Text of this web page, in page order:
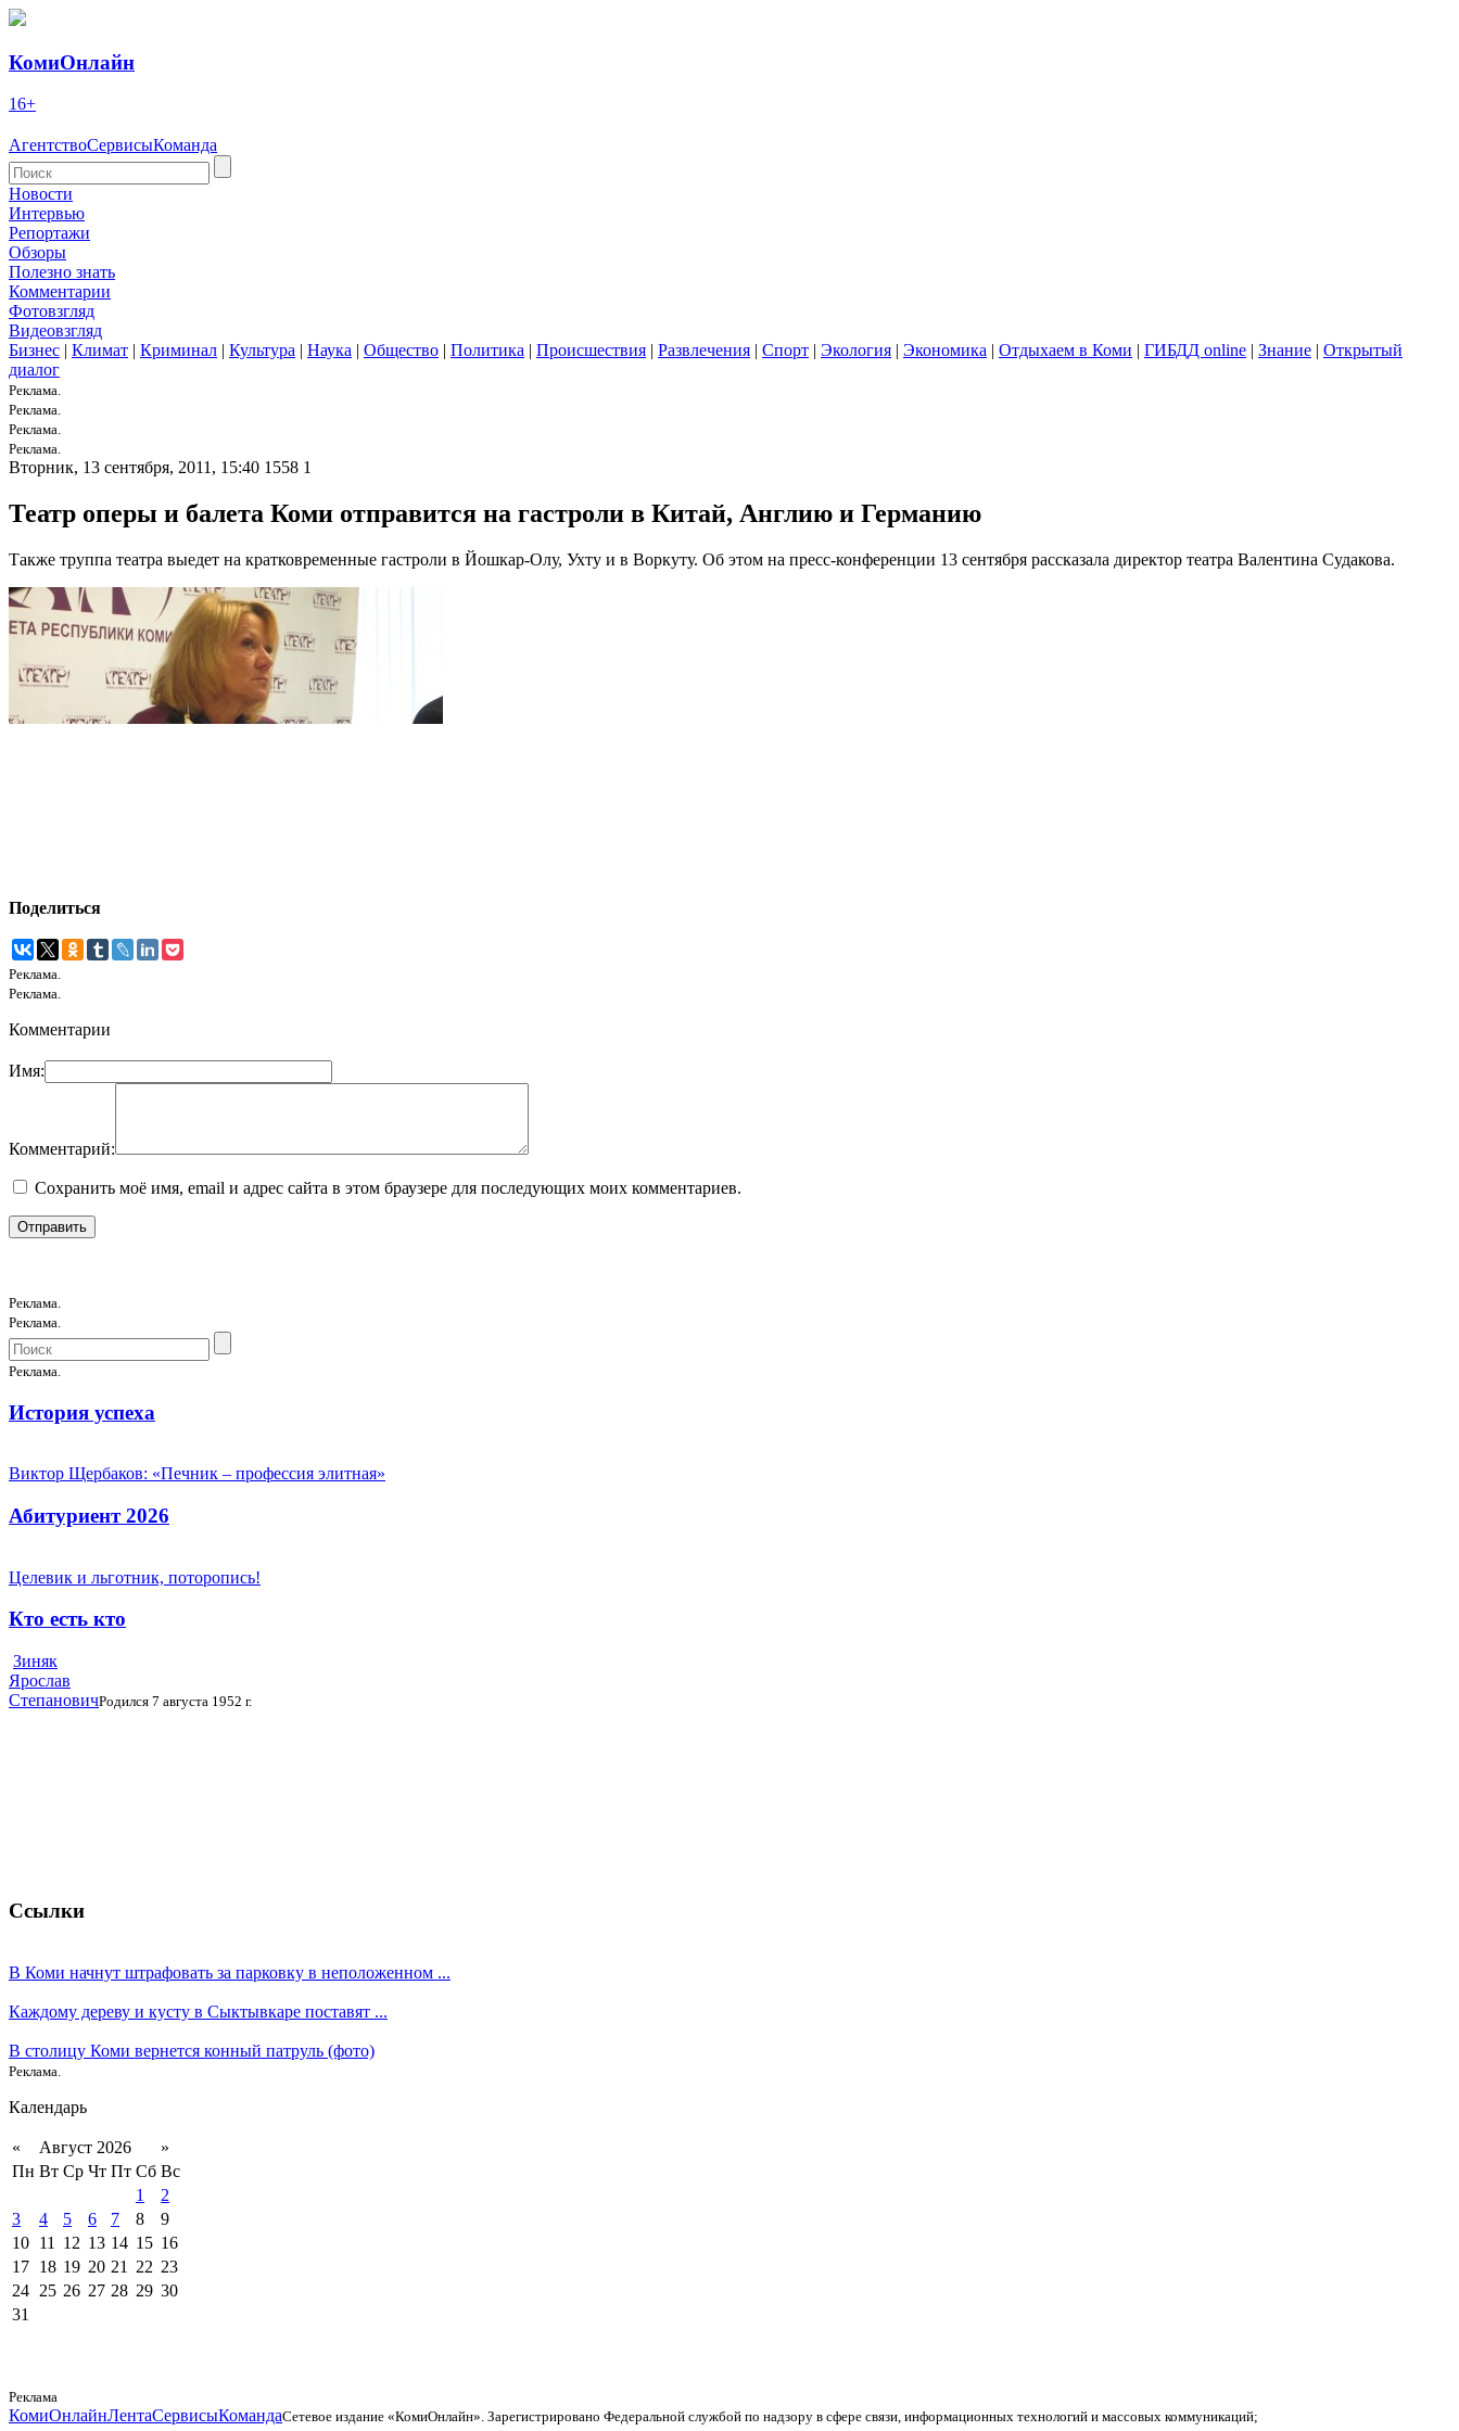
КомиОнлайн
16+
АгентствоСервисыКоманда
Новости
Интервью
Репортажи
Обзоры
Полезно знать
Комментарии
Фотовзгляд
Видеовзгляд
Бизнес | Климат | Криминал | Культура | Наука | Общество | Политика | Происшествия | Развлечения | Спорт | Экология | Экономика | Отдыхаем в Коми | ГИБДД online | Знание | Открытый
диалог
Реклама.
Реклама.
Реклама.
Реклама.
Вторник, 13 сентября, 2011, 15:40 1558 1
Театр оперы и балета Коми отправится на гастроли в Китай, Англию и Германию
Также труппа театра выедет на кратковременные гастроли в Йошкар-Олу, Ухту и в Воркуту. Об этом на пресс-конференции 13 сентября рассказала директор театра Валентина Судакова.
Поделиться
Реклама.
Реклама.
Комментарии
Имя:
Комментарий:
Сохранить моё имя, email и адрес сайта в этом браузере для последующих моих комментариев.
Реклама.
Реклама.
Реклама.
История успеха
Виктор Щербаков: «Печник – профессия элитная»
Абитуриент 2026
Целевик и льготник, поторопись!
Кто есть кто
Зиняк
Ярослав
СтепановичРодился 7 августа 1952 г.
Ссылки
В Коми начнут штрафовать за парковку в неположенном ...
Каждому дереву и кусту в Сыктывкаре поставят ...
В столицу Коми вернется конный патруль (фото)
Реклама.
Календарь
« Август 2026
»
Пн Вт Ср Чт Пт Сб Вс
1
2
3
4 5 6 7 8
9
10 11 12 13 14 15 16
17 18 19 20 21 22 23
24 25 26 27 28 29 30
31
Реклама
КомиОнлайнЛентаСервисыКомандаСетевое издание «КомиОнлайн». Зарегистрировано Федеральной службой по надзору в сфере связи, информационных технологий и массовых коммуникаций;